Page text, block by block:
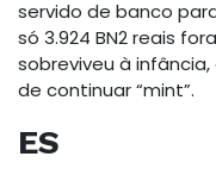
servido de banco
só 3.924 BN2 reais
sobreviveu à
de continuar “mint”.
ES